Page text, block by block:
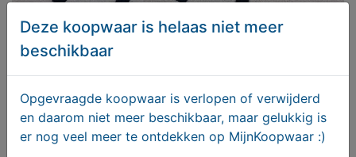
Degelijke CD DVD opbergmappen voor maar liefst
4x 304 disks
€ 99,00
Deze koopwaar is helaas niet meer
beschikbaar
Opgevraagde koopwaar is verlopen of verwijderd
en daarom niet meer beschikbaar, maar gelukkig is
er nog veel meer te ontdekken op MijnKoopwaar :)